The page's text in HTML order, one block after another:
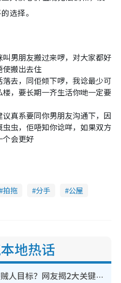
选择。
男朋友搬过来啰，对大家都好
使搬出去住
去，同佢倾下啰，我谂最少可
，要长期一齐生活你哋一定要
真系要同你男朋友沟通下，因
虫，佢唔知你谂咩，如果双方
个会更好
拍拖 分手
公屋
地热话
装修拆铁闸随时变贼人目标？网友揭2大关键用途：装新款等于白装？附新旧铁闸分别